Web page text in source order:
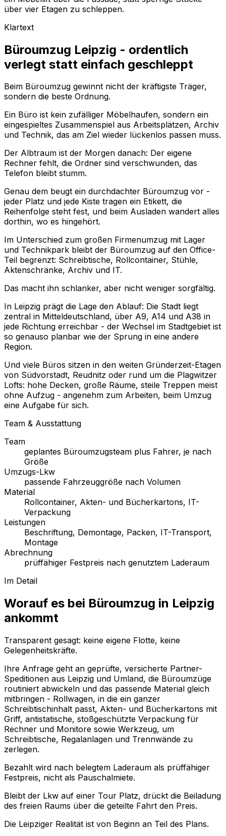
über vier Etagen zu schleppen.
Klartext
Büroumzug Leipzig - ordentlich
verlegt statt einfach geschleppt
Beim Büroumzug gewinnt nicht der kräftigste Träger,
sondern die beste Ordnung.
Ein Büro ist kein zufälliger Möbelhaufen, sondern ein
eingespieltes Zusammenspiel aus Arbeitsplätzen, Archiv
und Technik, das am Ziel wieder lückenlos passen muss.
Der Albtraum ist der Morgen danach: Der eigene
Rechner fehlt, die Ordner sind verschwunden, das
Telefon bleibt stumm.
Genau dem beugt ein durchdachter Büroumzug vor -
jeder Platz und jede Kiste tragen ein Etikett, die
Reihenfolge steht fest, und beim Ausladen wandert alles
dorthin, wo es hingehört.
Im Unterschied zum großen Firmenumzug mit Lager
und Technikpark bleibt der Büroumzug auf den Office-
Teil begrenzt: Schreibtische, Rollcontainer, Stühle,
Aktenschränke, Archiv und IT.
Das macht ihn schlanker, aber nicht weniger sorgfältig.
In Leipzig prägt die Lage den Ablauf: Die Stadt liegt
zentral in Mitteldeutschland, über A9, A14 und A38 in
jede Richtung erreichbar - der Wechsel im Stadtgebiet ist
so genauso planbar wie der Sprung in eine andere
Region.
Und viele Büros sitzen in den weiten Gründerzeit-Etagen
von Südvorstadt, Reudnitz oder rund um die Plagwitzer
Lofts: hohe Decken, große Räume, steile Treppen meist
ohne Aufzug - angenehm zum Arbeiten, beim Umzug
eine Aufgabe für sich.
Team & Ausstattung
Team
geplantes Büroumzugsteam plus Fahrer, je nach
Größe
Umzugs-Lkw
passende Fahrzeuggröße nach Volumen
Material
Rollcontainer, Akten- und Bücherkartons, IT-
Verpackung
Leistungen
Beschriftung, Demontage, Packen, IT-Transport,
Montage
Abrechnung
prüffähiger Festpreis nach genutztem Laderaum
Im Detail
Worauf es bei Büroumzug in Leipzig
ankommt
Transparent gesagt: keine eigene Flotte, keine
Gelegenheitskräfte.
Ihre Anfrage geht an geprüfte, versicherte Partner-
Speditionen aus Leipzig und Umland, die Büroumzüge
routiniert abwickeln und das passende Material gleich
mitbringen - Rollwagen, in die ein ganzer
Schreibtischinhalt passt, Akten- und Bücherkartons mit
Griff, antistatische, stoßgeschützte Verpackung für
Rechner und Monitore sowie Werkzeug, um
Schreibtische, Regalanlagen und Trennwände zu
zerlegen.
Bezahlt wird nach belegtem Laderaum als prüffähiger
Festpreis, nicht als Pauschalmiete.
Bleibt der Lkw auf einer Tour Platz, drückt die Beiladung
des freien Raums über die geteilte Fahrt den Preis.
Die Leipziger Realität ist von Beginn an Teil des Plans.